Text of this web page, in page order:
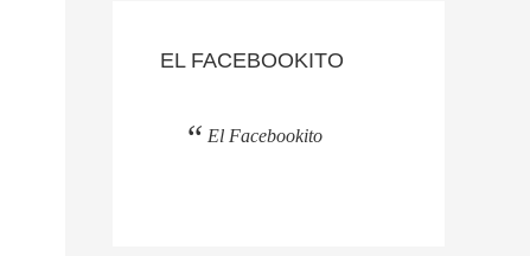
EL FACEBOOKITO
El Facebookito